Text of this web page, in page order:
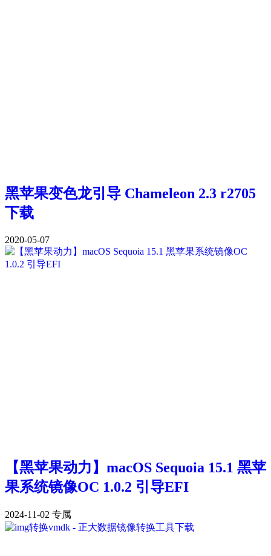
黑苹果变色龙引导 Chameleon 2.3 r2705
下载
2020-05-07
【黑苹果动力】macOS Sequoia 15.1 黑苹
果系统镜像OC 1.0.2 引导EFI
2024-11-02 专属